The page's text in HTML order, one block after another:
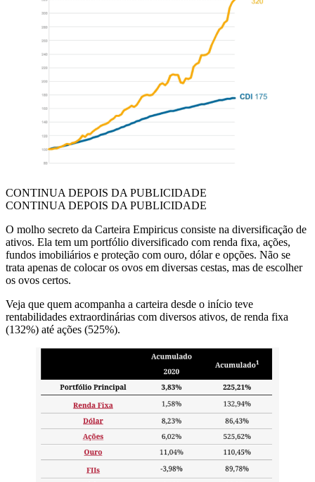
CONTINUA DEPOIS DA PUBLICIDADE
CONTINUA DEPOIS DA PUBLICIDADE
O molho secreto da Carteira Empiricus consiste na diversificação de
ativos. Ela tem um portfólio diversificado com renda fixa, ações,
fundos imobiliários e proteção com ouro, dólar e opções. Não se
trata apenas de colocar os ovos em diversas cestas, mas de escolher
os ovos certos.
Veja que quem acompanha a carteira desde o início teve
rentabilidades extraordinárias com diversos ativos, de renda fixa
(132%) até ações (525%).